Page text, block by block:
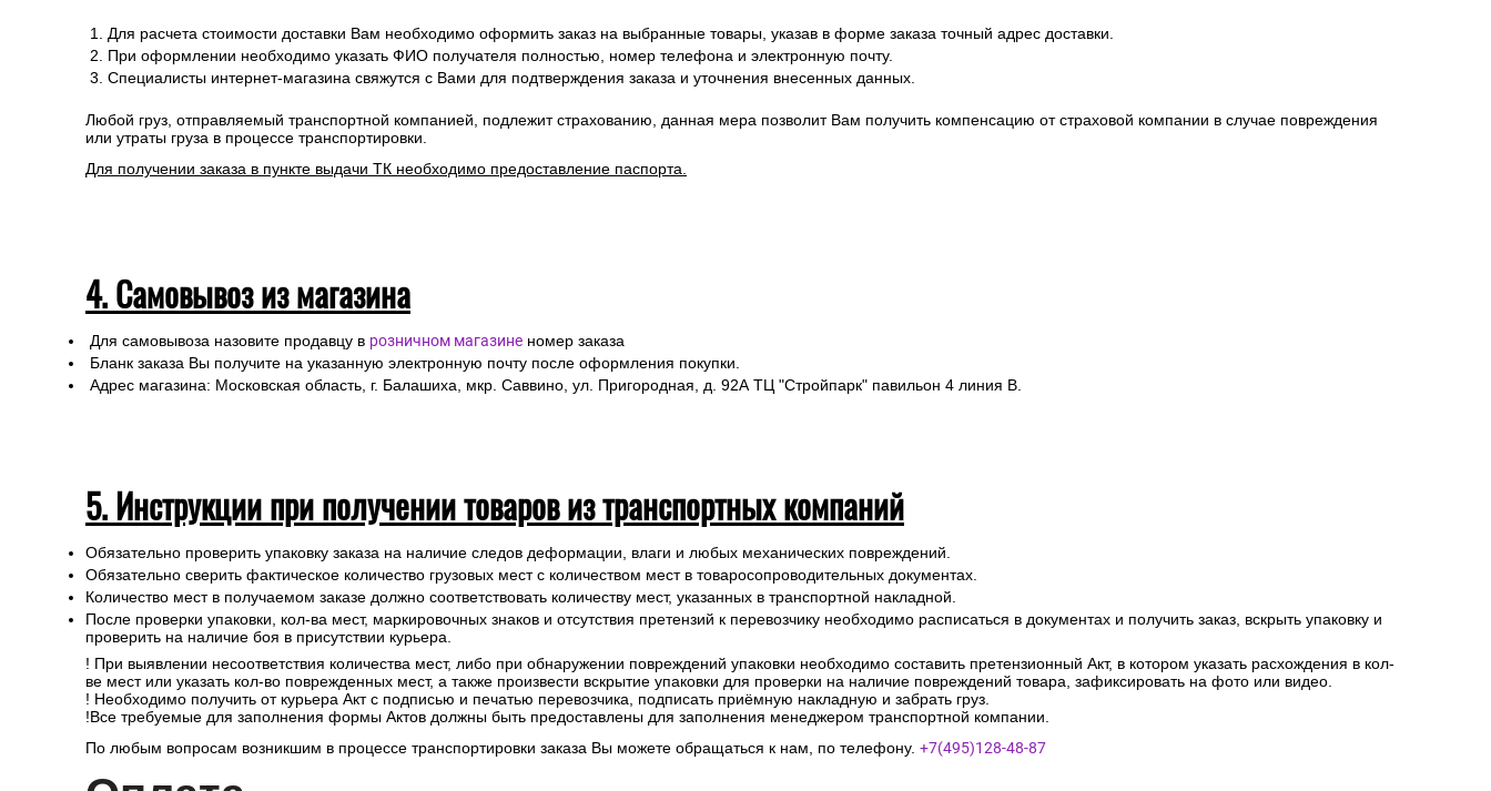
Для расчета стоимости доставки Вам необходимо оформить заказ на выбранные товары, указав в форме заказа точный адрес доставки.
При оформлении необходимо указать ФИО получателя полностью, номер телефона и электронную почту.
Специалисты интернет-магазина свяжутся с Вами для подтверждения заказа и уточнения внесенных данных.
Любой груз, отправляемый транспортной компанией, подлежит страхованию, данная мера позволит Вам получить компенсацию от страховой компании в случае повреждения
или утраты груза в процессе транспортировки.
Для получении заказа в пункте выдачи ТК необходимо предоставление паспорта.
4. Самовывоз из магазина
Для самовывоза назовите продавцу в розничном магазине номер заказа
Бланк заказа Вы получите на указанную электронную почту после оформления покупки.
Адрес магазина: Московская область, г. Балашиха, мкр. Саввино, ул. Пригородная, д. 92А ТЦ "Стройпарк" павильон 4 линия В.
5. Инструкции при получении товаров из транспортных компаний
Обязательно проверить упаковку заказа на наличие следов деформации, влаги и любых механических повреждений.
Обязательно сверить фактическое количество грузовых мест с количеством мест в товаросопроводительных документах.
Количество мест в получаемом заказе должно соответствовать количеству мест, указанных в транспортной накладной.
После проверки упаковки, кол-ва мест, маркировочных знаков и отсутствия претензий к перевозчику необходимо расписаться в документах и получить заказ, вскрыть упаковку и
проверить на наличие боя в присутствии курьера.
! При выявлении несоответствия количества мест, либо при обнаружении повреждений упаковки необходимо составить претензионный Акт, в котором указать расхождения в кол-
ве мест или указать кол-во поврежденных мест, а также произвести вскрытие упаковки для проверки на наличие повреждений товара, зафиксировать на фото или видео.
! Необходимо получить от курьера Акт с подписью и печатью перевозчика, подписать приёмную накладную и забрать груз.
!Все требуемые для заполнения формы Актов должны быть предоставлены для заполнения менеджером транспортной компании.
По любым вопросам возникшим в процессе транспортировки заказа Вы можете обращаться к нам, по телефону. +7(495)128-48-87